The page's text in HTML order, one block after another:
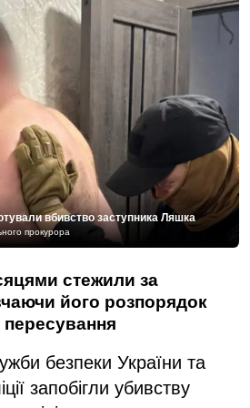
вбивство заступника Ляшка
прокурора
стежили за
його розпорядок
безпеки України та
запобігли убивству